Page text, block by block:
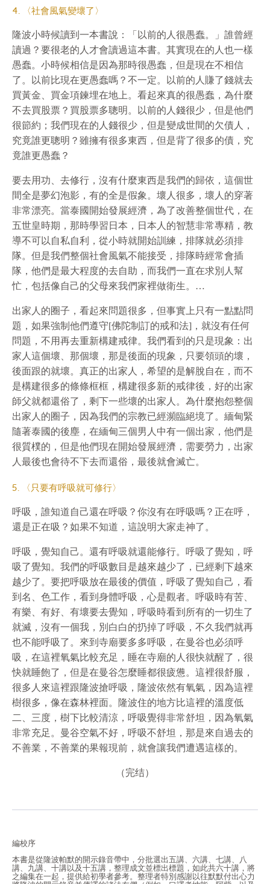
4. 〈社會風氣變壞了〉
隆波小時候讀到一本書說：「以前的人很愚蠢。」誰曾經
讀過？要很老的人才會讀過這本書。其實現在的人也一樣
愚蠢。小時候相信是因為那時很愚蠢，但是現在不相信
了。以前比現在更愚蠢嗎？不一定。以前的人賺了錢就去
買黃金、買金項鍊埋在地上。看起來真的很愚蠢，為什麼
不去買股票？買股票多聰明。以前的人錢很少，但是他們
很節約；我們現在的人錢很少，但是變成世間的欠債人，
究竟誰更聰明？雖擁有很多東西，但是背了很多的債，究
竟誰更愚蠢？
要去用功、去修行，沒有什麼東西是我們的歸依，這個世
間全是夢幻泡影，有的全是假象。壞人很多，壞人的穿著
非常漂亮。當泰國開始發展經濟，為了改善整個世代，在
五世皇時期，那時學習日本，日本人的智慧非常專精，教
導不可以自私自利，從小時就開始訓練，排隊就必須排
隊。但是我們整個社會風氣不能接受，排隊時經常會插
隊，他們是最大程度的去自助，而我們一直在求別人幫
忙，包括像自己的父母來我們家裡做衛生。…
出家人的圈子，看起來問題很多，但事實上只有一點點問
題，如果強制他們遵守[佛陀制訂的戒和法]，就沒有任何
問題，不用再去重新構建戒律。我們看到的只是現象：出
家人這個壞、那個壞，那是後面的現象，只要領頭的壞，
後面跟的就壞。真正的出家人，希望的是解脫自在，而不
是構建很多的條條框框，構建很多新的戒律後，好的出家
師父就都還俗了，剩下一些壞的出家人。為什麼抱怨整個
出家人的圈子，因為我們的宗教已經瀕臨絕境了。緬甸緊
隨著泰國的後塵，在緬甸三個男人中有一個出家，他們是
很質樸的，但是他們現在開始發展經濟，需要勞力，出家
人最後也會待不下去而還俗，最後就會滅亡。
5. 〈只要有呼吸就可修行〉
呼吸，誰知道自己還在呼吸？你沒有在呼吸嗎？正在呼，
還是正在吸？如果不知道，這說明大家走神了。
呼吸，覺知自己。還有呼吸就還能修行。呼吸了覺知，呼
吸了覺知。我們的呼吸數目是越來越少了，已經剩下越來
越少了。要把呼吸放在最後的價值，呼吸了覺知自己，看
到名、色工作，看到身體呼吸，心是觀者。呼吸時有苦、
有樂、有好、有壞要去覺知，呼吸時看到所有的一切生了
就滅，沒有一個我，別白白的扔掉了呼吸，不久我們就再
也不能呼吸了。來到寺廟要多多呼吸，在曼谷也必須呼
吸，在這裡氧氣比較充足，睡在寺廟的人很快就醒了，很
快就睡飽了，但是在曼谷怎麼睡都很疲憊。這裡很舒服，
很多人來這裡跟隆波搶呼吸，隆波依然有氧氣，因為這裡
樹很多，像在森林裡面。隆波住的地方比這裡的溫度低
二、三度，樹下比較清涼，呼吸覺得非常舒坦，因為氧氣
非常充足。曼谷空氣不好，呼吸不舒坦，那是來自過去的
不善業，不善業的果報現前，就會讓我們遭遇這樣的。
（完结）
編校序
本書是從隆波帕默的開示錄音帶中，分批選出五講、六講、七講、八
講、九講、十講以及十五講，整理成文並標出標題，如此共六十講，將
之編集在一起，提供給初學者參考。整理者特別感謝以往默默付出心力